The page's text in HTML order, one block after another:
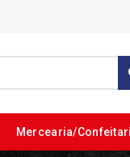
Mercearia/